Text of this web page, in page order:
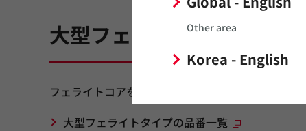
Other area
Korea - English
大型フェライトパワーイン
フェライトコアを使用したパワーインダクタでは
大型フェライトタイプの品番一覧